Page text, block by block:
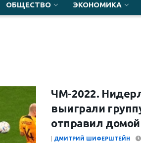
ОБЩЕСТВО ЭКОНОМИКА
ЧМ-2022.
выиграли
отправил
ДМИТРИЙ ШИФЕРШТЕЙН